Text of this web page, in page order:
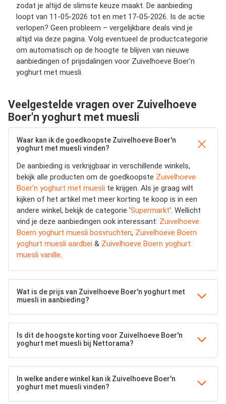
zodat je altijd de slimste keuze maakt. De aanbieding
loopt van 11-05-2026 tot en met 17-05-2026. Is de actie
verlopen? Geen probleem – vergelijkbare deals vind je
altijd via deze pagina. Volg eventueel de productcategorie
om automatisch op de hoogte te blijven van nieuwe
aanbiedingen of prijsdalingen voor Zuivelhoeve Boer'n
yoghurt met muesli.
Veelgestelde vragen over Zuivelhoeve
Boer'n yoghurt met muesli
Waar kan ik de goedkoopste Zuivelhoeve Boer'n
yoghurt met muesli vinden?
De aanbieding is verkrijgbaar in verschillende winkels,
bekijk alle producten om de goedkoopste Zuivelhoeve
Boer'n yoghurt met muesli te krijgen. Als je graag wilt
kijken of het artikel met meer korting te koop is in een
andere winkel, bekijk de categorie 'Supermarkt'. Wellicht
vind je deze aanbiedingen ook interessant: Zuivelhoeve
Boern yoghurt muesli bosvruchten, Zuivelhoeve Boern
yoghurt muesli aardbei & Zuivelhoeve Boern yoghurt
muesli vanille.
Wat is de prijs van Zuivelhoeve Boer'n yoghurt met
muesli in aanbieding?
Is dit de hoogste korting voor Zuivelhoeve Boer'n
yoghurt met muesli bij Nettorama?
In welke andere winkel kan ik Zuivelhoeve Boer'n
yoghurt met muesli vinden?